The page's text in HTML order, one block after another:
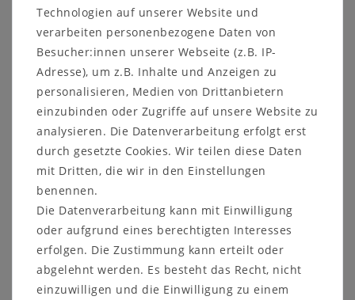
Die IDEAL-Sitzbank mit dezenter Optik und
höchstem Sitzkomfort wahlweise als Einzel- oder
Eckbank und in vielen verschiedenen Größen
erhältlich. Vielleicht Ihr neuer Lieblingsplatz im
Esszimmer? Passend zum ausziehbaren IDEAL-
Massivholztisch integriert sich diese schöne Bank
wunderbar in Ihr Speisezimmer.
die Möglichkeit zur freien Auswahl der Rückenlehnen
und Sitzflächen aus dieser Bank ein optisches
Highlight zaubern. Mit farblich abgestimmten und
hochwertigen Polstern ist sie nicht nur bequem,
sondern schmückt jede Essecke.
Technologien auf unserer Website und
verarbeiten personenbezogene Daten von
Besucher:innen unserer Webseite (z.B. IP-
Adresse), um z.B. Inhalte und Anzeigen zu
personalisieren, Medien von Drittanbietern
einzubinden oder Zugriffe auf unsere Website zu
analysieren. Die Datenverarbeitung erfolgt erst
durch gesetzte Cookies. Wir teilen diese Daten
mit Dritten, die wir in den Einstellungen
benennen.
Die Datenverarbeitung kann mit Einwilligung
oder aufgrund eines berechtigten Interesses
erfolgen. Die Zustimmung kann erteilt oder
abgelehnt werden. Es besteht das Recht, nicht
einzuwilligen und die Einwilligung zu einem